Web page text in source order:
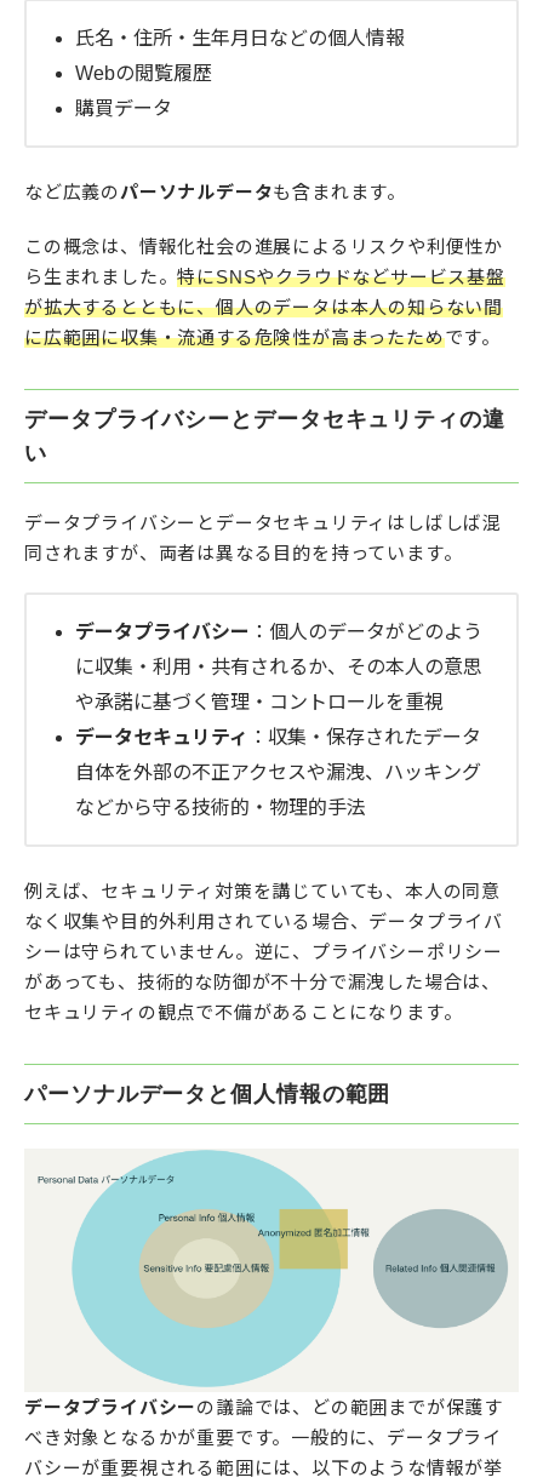
氏名・住所・生年月日などの個人情報
Webの閲覧履歴
購買データ
など広義のパーソナルデータも含まれます。
この概念は、情報化社会の進展によるリスクや利便性か
ら生まれました。特にSNSやクラウドなどサービス基盤
が拡大するとともに、個人のデータは本人の知らない間
に広範囲に収集・流通する危険性が高まったためです。
データプライバシーとデータセキュリティの違
い
データプライバシーとデータセキュリティはしばしば混
同されますが、両者は異なる目的を持っています。
データプライバシー ：個人のデータがどのよう
に収集・利用・共有されるか、その本人の意思
や承諾に基づく管理・コントロールを重視
データセキュリティ ：収集・保存されたデータ
自体を外部の不正アクセスや漏洩、ハッキング
などから守る技術的・物理的手法
例えば、セキュリティ対策を講じていても、本人の同意
なく収集や目的外利用されている場合、データプライバ
シーは守られていません。逆に、プライバシーポリシー
があっても、技術的な防御が不十分で漏洩した場合は、
セキュリティの観点で不備があることになります。
パーソナルデータと個人情報の範囲
データプライバシーの議論では、どの範囲までが保護す
べき対象となるかが重要です。一般的に、データプライ
バシーが重要視される範囲には、以下のような情報が挙